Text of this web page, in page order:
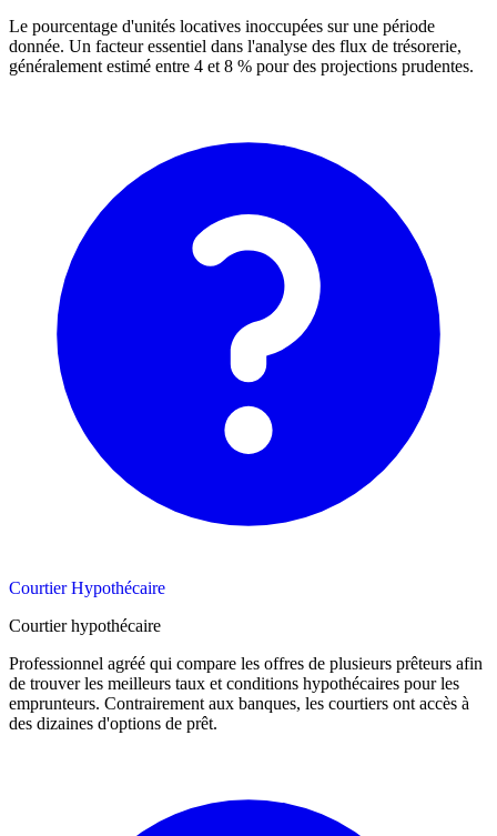
Le pourcentage d'unités locatives inoccupées sur une période
donnée. Un facteur essentiel dans l'analyse des flux de trésorerie,
généralement estimé entre 4 et 8 % pour des projections prudentes.
Courtier Hypothécaire
Courtier hypothécaire
Professionnel agréé qui compare les offres de plusieurs prêteurs afin
de trouver les meilleurs taux et conditions hypothécaires pour les
emprunteurs. Contrairement aux banques, les courtiers ont accès à
des dizaines d'options de prêt.